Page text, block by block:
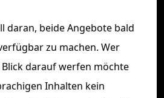
daran, beide Angebote bald
zu machen. Wer
darauf werfen möchte
Inhalten kein